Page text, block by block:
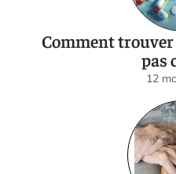
Comment
pas
12